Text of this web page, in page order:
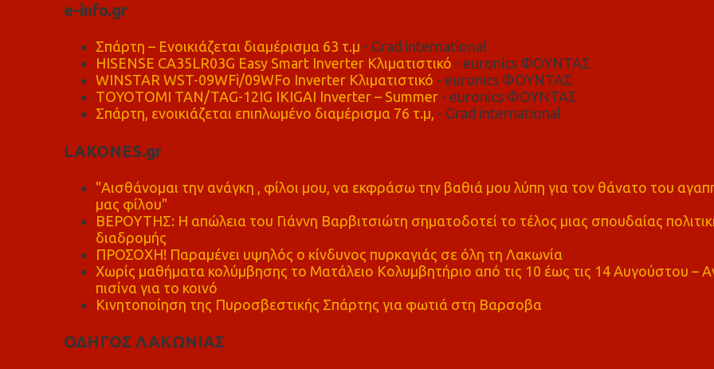
e-info.gr
Σπάρτη – Ενοικιάζεται διαμέρισμα 63 τ.μ - Grad international
HISENSE CA35LR03G Easy Smart Inverter Κλιματιστικό - euronics ΦΟΥΝΤΑΣ
WINSTAR WST-09WFi/09WFo Inverter Κλιματιστικό - euronics ΦΟΥΝΤΑΣ
TOYOTOMI TAN/TAG-12IG IKIGAI Inverter – Summer- euronics ΦΟΥΝΤΑΣ
Σπάρτη, ενοικιάζεται επιπλωμένο διαμέρισμα 76 τ.μ, - Grad international
LAKONES.gr
"Αισθάνομαι την ανάγκη , φίλοι μου, να εκφράσω την βαθιά μου λύπη για τον θάνατο του
μας φίλου"
ΒΕΡΟΥΤΗΣ: Η απώλεια του Γιάννη Βαρβιτσιώτη σηματοδοτεί το τέλος μιας σπουδαίας
διαδρομής
ΠΡΟΣΟΧΗ! Παραμένει υψηλός ο κίνδυνος πυρκαγιάς σε όλη τη Λακωνία
Χωρίς μαθήματα κολύμβησης το Ματάλειο Κολυμβητήριο από τις 10 έως τις 14 Αυγούστου –
πισίνα για το κοινό
Κινητοποίηση της Πυροσβεστικής Σπάρτης για φωτιά στη Βαρσοβα
ΟΔΗΓΟΣ ΛΑΚΩΝΙΑΣ